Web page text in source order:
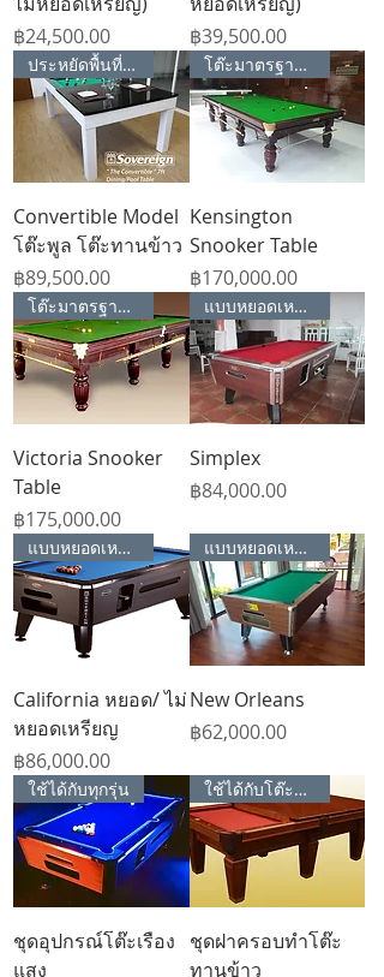
Price
฿24,500.00
Price
฿39,500.00
ประหยัดพื้นที่ใช้สอย
Convertible Model
โต๊ะพูล โต๊ะทานข้าว
Price
฿89,500.00
โต๊ะมาตรฐานแข่งขัน
Kensington
Snooker Table
Price
฿170,000.00
โต๊ะมาตรฐานแข่งขัน
Victoria Snooker
Table
Price
฿175,000.00
แบบหยอดเหรียญ
Simplex
Price
฿84,000.00
แบบหยอดเหรียญ
California หยอด/ ไม่
หยอดเหรียญ
Price
฿86,000.00
แบบหยอดเหรียญ
New Orleans
Price
฿62,000.00
ใช้ได้กับทุกรุ่น
ชุดอุปกรณ์โต๊ะเรือง
แสง
ใช้ได้กับโต๊ะทุกรุ่น
ชุดฝาครอบทำโต๊ะ
ทานข้าว